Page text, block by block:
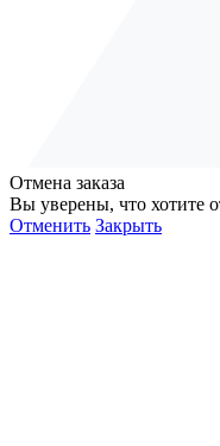
Отмена заказа
Вы уверены, что хотите
Отменить Закрыть